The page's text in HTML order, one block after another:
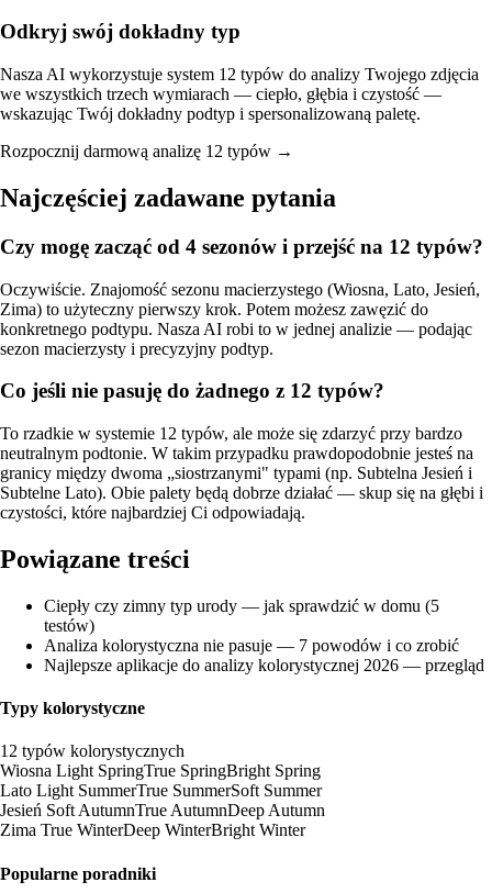
Odkryj swój dokładny typ
Nasza AI wykorzystuje system 12 typów do analizy Twojego zdjęcia
we wszystkich trzech wymiarach — ciepło, głębia i czystość —
wskazując Twój dokładny podtyp i spersonalizowaną paletę.
Rozpocznij darmową analizę 12 typów →
Najczęściej zadawane pytania
Czy mogę zacząć od 4 sezonów i przejść na 12 typów?
Oczywiście. Znajomość sezonu macierzystego (Wiosna, Lato, Jesień,
Zima) to użyteczny pierwszy krok. Potem możesz zawęzić do
konkretnego podtypu. Nasza AI robi to w jednej analizie — podając
sezon macierzysty i precyzyjny podtyp.
Co jeśli nie pasuję do żadnego z 12 typów?
To rzadkie w systemie 12 typów, ale może się zdarzyć przy bardzo
neutralnym podtonie. W takim przypadku prawdopodobnie jesteś na
granicy między dwoma „siostrzanymi" typami (np. Subtelna Jesień i
Subtelne Lato). Obie palety będą dobrze działać — skup się na głębi i
czystości, które najbardziej Ci odpowiadają.
Powiązane treści
Ciepły czy zimny typ urody — jak sprawdzić w domu (5
testów)
Analiza kolorystyczna nie pasuje — 7 powodów i co zrobić
Najlepsze aplikacje do analizy kolorystycznej 2026 — przegląd
Typy kolorystyczne
12 typów kolorystycznych
Wiosna Light SpringTrue SpringBright Spring
Lato Light SummerTrue SummerSoft Summer
Jesień Soft AutumnTrue AutumnDeep Autumn
Zima True WinterDeep WinterBright Winter
Popularne poradniki